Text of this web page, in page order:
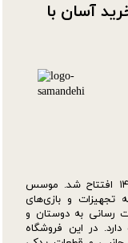
سایت فروشگاه jahanrayan از شهریور ماه سال ۱۴۰۰ افتتاح شد. موسس
در زمینه تجهیزات و بازی‌های
رسانی به دوستان و
در این فروشگاه
آسان با